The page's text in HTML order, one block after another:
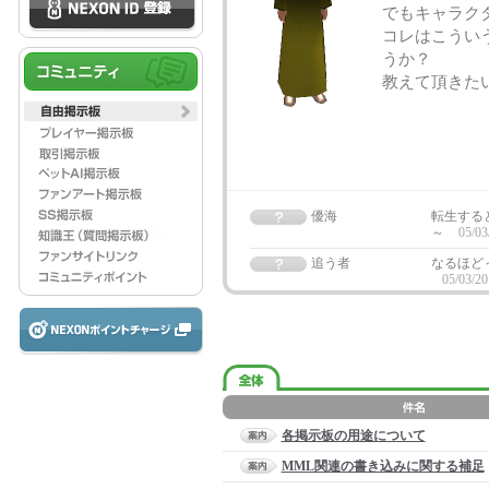
でもキャラク
コレはこうい
うか？
教えて頂き
優海
転生する
～
05/
追う者
なるほど
05/03/
各掲示板の用途について
MML関連の書き込みに関する補足